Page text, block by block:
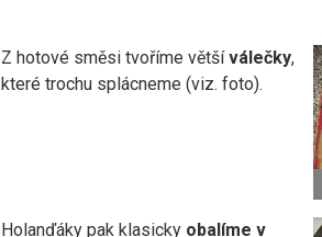
Z hotové směsi tvoříme většíválečky,
které trochu splácneme (viz. foto).
Holanďáky pak klasicky obalíme v